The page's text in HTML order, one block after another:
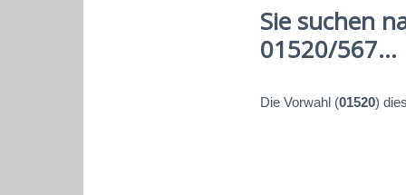
Sie suchen
01520/567...
Die Vorwahl (01520)